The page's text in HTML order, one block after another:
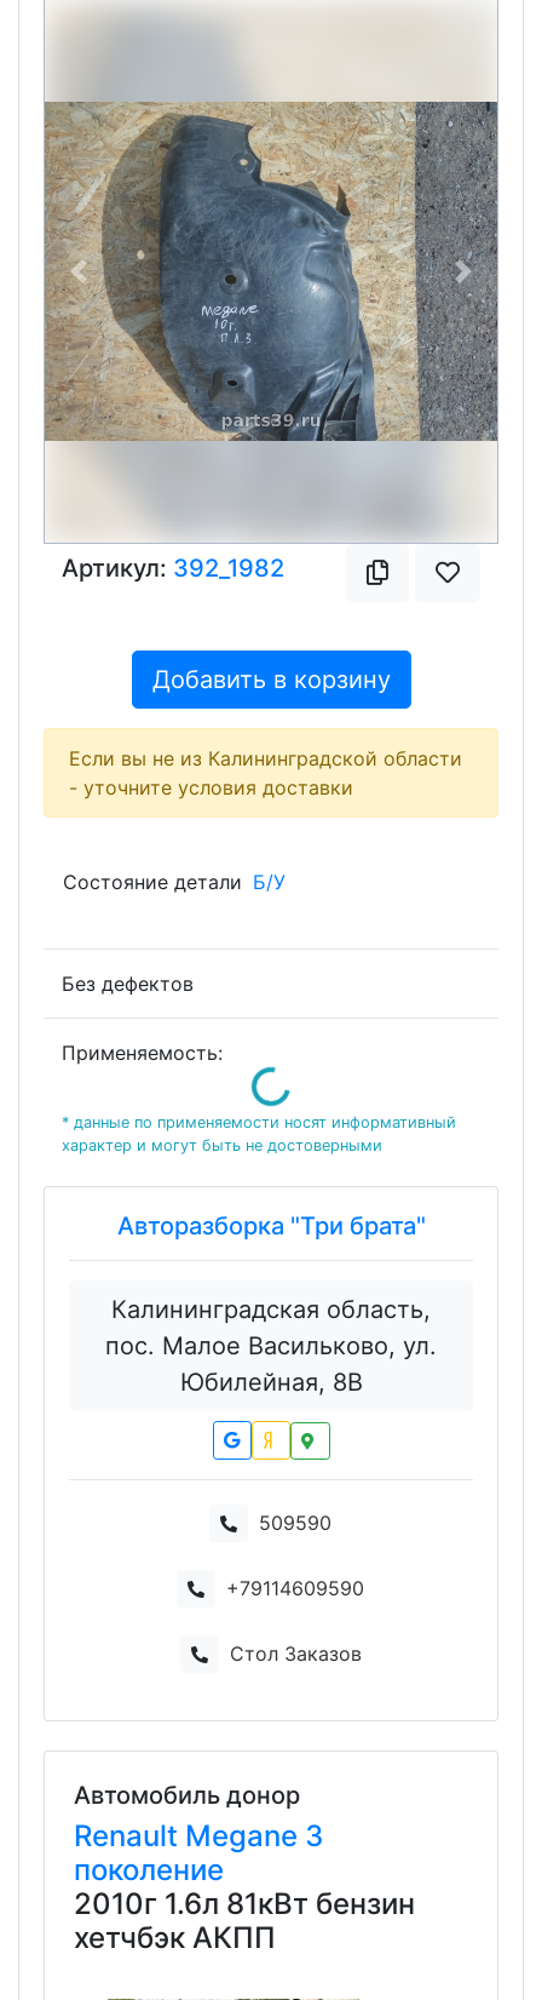
Previous Next
Артикул: 392_1982
Добавить в корзину
Если вы не из Калининградской области
- уточните условия доставки
Состояние детали Б/У
Без дефектов
Применяемость: Loading...
* данные по применяемости носят информативный
характер и могут быть не достоверными
Авторазборка "Три брата"
Калининградская область,
пос. Малое Васильково, ул.
Юбилейная, 8В
509590
+79114609590
Стол Заказов
Автомобиль донор
Renault Megane 3
поколение
2010г 1.6л 81кВт бензин
хетчбэк АКПП